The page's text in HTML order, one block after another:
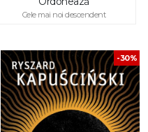
Cele mai noi descendent
-30%